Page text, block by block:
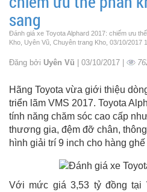
sang
Đánh giá xe Toyota Alphard 2017: chiếm ưu
Kho, Uyên Vũ, Chuyên trang Kho, 03/10/2017
Đăng bởi Uyên Vũ | 03/10/2017 |
Hãng Toyota vừa giới thiệu
triển lãm VMS 2017. Toyota
tính năng chăm sóc cao cấp
thương gia, đệm đỡ chân,
hình giải trí 9 inch cho hàng ghế
Với mức giá 3,53 tỷ đồng tại